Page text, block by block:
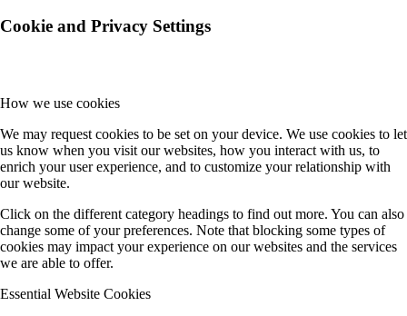
Cookie and Privacy Settings
How we use cookies
We may request cookies to be set on your device. We use cookies to let
us know when you visit our websites, how you interact with us, to
enrich your user experience, and to customize your relationship with
our website.
Click on the different category headings to find out more. You can also
change some of your preferences. Note that blocking some types of
cookies may impact your experience on our websites and the services
we are able to offer.
Essential Website Cookies